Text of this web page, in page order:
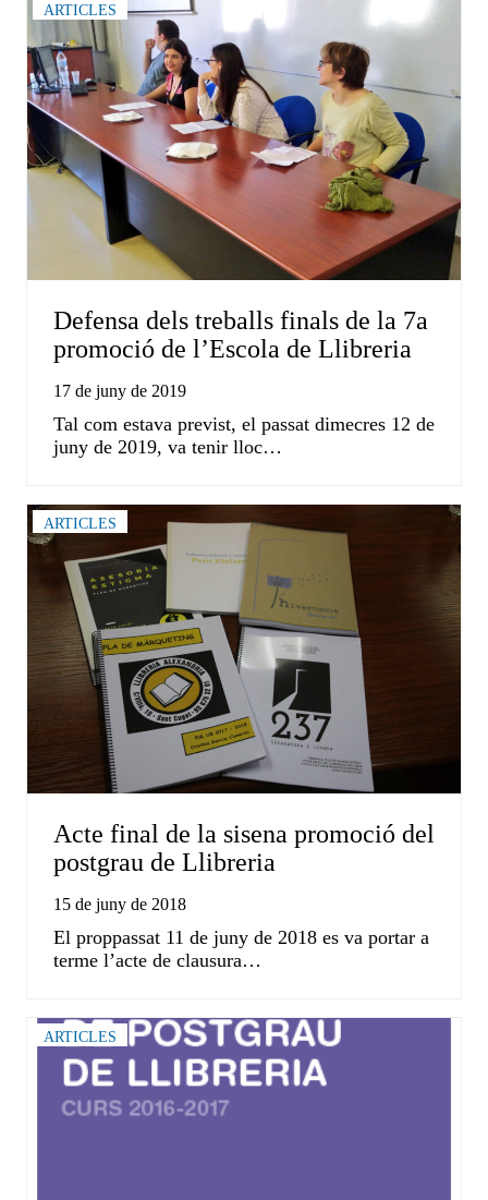
ARTICLES
Defensa dels treballs finals de la 7a
promoció de l’Escola de Llibreria
17 de juny de 2019
Tal com estava previst, el passat dimecres 12 de
juny de 2019, va tenir lloc…
ARTICLES
Acte final de la sisena promoció del
postgrau de Llibreria
15 de juny de 2018
El proppassat 11 de juny de 2018 es va portar a
terme l’acte de clausura…
ARTICLES